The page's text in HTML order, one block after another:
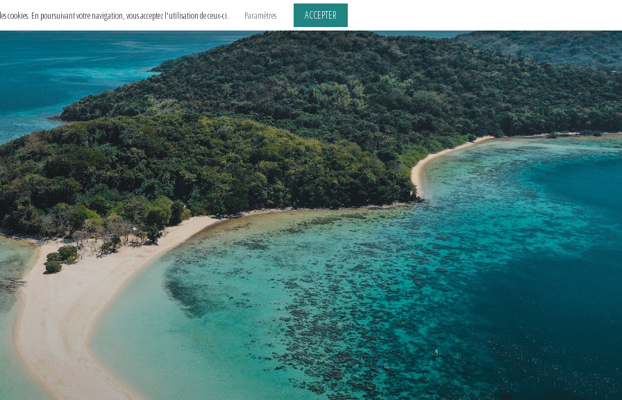
cookies. En poursuivant votre navigation, vous acceptez l'utilisation de ceux-ci. Paramètres ACCEPTER